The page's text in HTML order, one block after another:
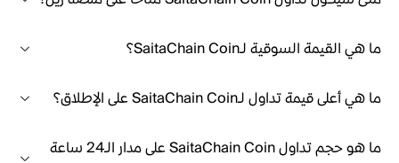
ما هي القيمة السوقية لـSaitaChain Coin؟
ما هي أعلى قيمة تداول لـSaitaChain Coin على الإطلاق؟
ما هو حجم تداول SaitaChain Coin على مدار الـ24 ساعة